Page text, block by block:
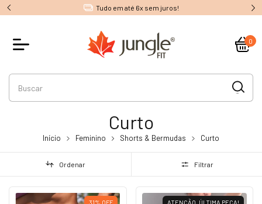
Tudo em até 6x sem juros!
0
Curto
Início Feminino Shorts & Bermudas Curto
Ordenar Filtrar